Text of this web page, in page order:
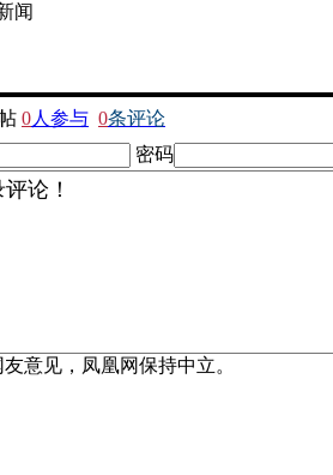
闻
0人参与 0条评论
密码
意见，凤凰网保持中立。